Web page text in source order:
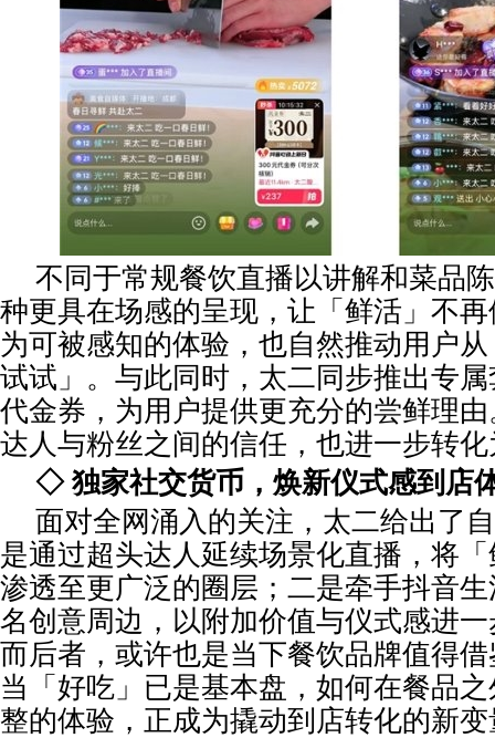
不同于常规餐饮直播以讲解和菜品
种更具在场感的呈现，让「鲜活」不
为可被感知的体验，也自然推动用户
试试」。与此同时，太二同步推出专
代金券，为用户提供更充分的尝鲜理
达人与粉丝之间的信任，也进一步转
◇ 独家社交货币，焕新仪式感到店
面对全网涌入的关注，太二给出了
是通过超头达人延续场景化直播，将
渗透至更广泛的圈层；二是牵手抖音
名创意周边，以附加价值与仪式感进
而后者，或许也是当下餐饮品牌值得
当「好吃」已是基本盘，如何在餐品
整的体验，正成为撬动到店转化的新